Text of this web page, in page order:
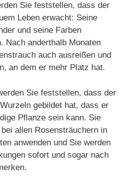
Sie feststellen, dass der
Leben erwacht: Seine
und seine Farben
Nach anderthalb Monaten
auch ausreißen und
an dem er mehr Platz hat.
Sie feststellen, dass der
gebildet hat, dass er
Pflanze sein kann. Sie
allen Rosensträuchern in
anwenden und Sie werden
sofort und sogar nach